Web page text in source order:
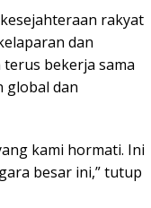
rakyat
dan
terus bekerja sama
global dan
kami hormati. Ini
besar ini,” tutup